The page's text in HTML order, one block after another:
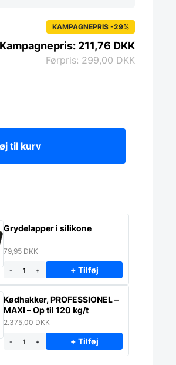
KAMPAGNEPRIS -29%
299,00DKK
211,76 DKK
til kurv
Grydelapper i silikone
79,95 DKK
- + + Tilføj
Kødhakker, PROFESSIONEL –
MAXI – Op til 120 kg/t
2.375,00 DKK
- + + Tilføj